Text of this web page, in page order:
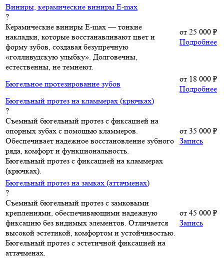
Виниры, керамические виниры E-max
?
Керамические виниры E-max — тонкие
накладки, которые восстанавливают цвет и
форму зубов, создавая безупречную
«голливудскую улыбку». Долговечны,
естественны, не темнеют.
от 25 000 ₽
Подробнее
Бюгельное протезирование зубов
от 18 000 ₽
Подробнее
Бюгельный протез на кламмерах (крючках)
?
Съемный бюгельный протез с фиксацией на
опорных зубах с помощью кламмеров.
Обеспечивает надежное восстановление зубного
ряда, комфорт и функциональность.
Бюгельный протез с фиксацией на кламмерах
(крючках).
от 35 000 ₽
Запись
Бюгельный протез на замках (аттачменах)
?
Съемный бюгельный протез с замковыми
креплениями, обеспечивающими надежную
фиксацию без видимых элементов. Отличается
высокой эстетикой, комфортом и устойчивостью.
Бюгельный протез с эстетичной фиксацией на
аттачменах.
от 45 000 ₽
Запись